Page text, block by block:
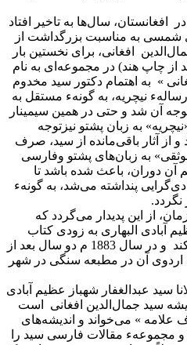
افغانستان، سال‌ها به تاخیر افتاد
در سال 1355 هجری شمسی به مناسبت بزرگداشت از
افغانی، برای نخستین بار
( 97 سال بعد از چاپ هند) در مجموعه‌ای به نام
» به اهتمام دکتور سید مخدوم
نیچریه، به گونهء مستقل به
آن شد و حتی در همین سیمینار
به زبان پشتو نیزتوجه
آثار باقی‌مانده از سید، صرف
به زبان‌های پشتو وفارسی
دوران، باعث شده باشد تا
پنداشته می‌شد، به گونهء
از این پدیدار می‌گردد که
آبادی البهاری به زودی کتاب
سید را به زبان اردو ترجمه می‌کند و در سال 1883 م دو سال بعد از
آن در مطبعه سنگی در شهر
سید عبدالغفار شهباز عظیم آبادی
سید جمال‌الدین افغانی است
علامه » می‌خواند و اندیشه‌های
مجموعهء مقالات فارسی سید را